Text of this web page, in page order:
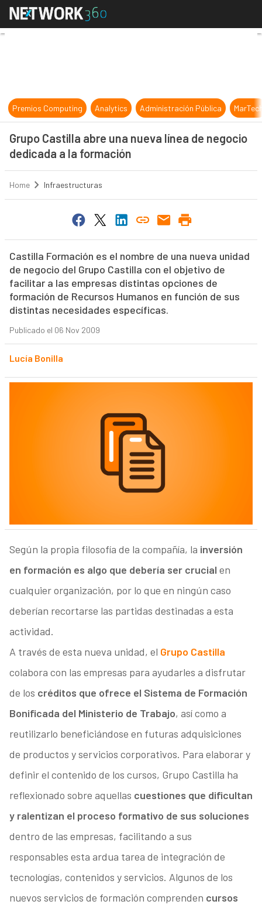
Grupo Castilla abre una nueva
Premios Computing Analytics Administración Pública
Grupo Castilla abre una nueva línea de negocio
dedicada a la formación
Home Infraestructuras
Castilla Formación es el nombre de una nueva unidad
de negocio del Grupo Castilla con el objetivo de
facilitar a las empresas distintas opciones de
formación de Recursos Humanos en función de sus
distintas necesidades específicas.
Publicado el 06 Nov 2009
Lucía Bonilla
Según la propia filosofía de la compañía, la inversión
en formación es algo que debería ser crucial en
cualquier organización, por lo que en ningún caso
deberían recortarse las partidas destinadas a esta
actividad.
A través de esta nueva unidad, el Grupo Castilla
colabora con las empresas para ayudarles a disfrutar
de los créditos que ofrece el Sistema de Formación
Bonificada del Ministerio de Trabajo, así como a
reutilizarlo beneficiándose en futuras adquisiciones
de productos y servicios corporativos. Para elaborar y
definir el contenido de los cursos, Grupo Castilla ha
reflexionado sobre aquellas cuestiones que dificultan
y ralentizan el proceso formativo de sus soluciones
dentro de las empresas, facilitando a sus
responsables esta ardua tarea de integración de
tecnologías, contenidos y servicios. Algunos de los
nuevos servicios de formación comprenden cursos